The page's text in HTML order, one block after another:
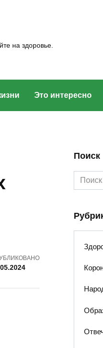
на здоровье.
Это интересно
Поиск
Search
for: